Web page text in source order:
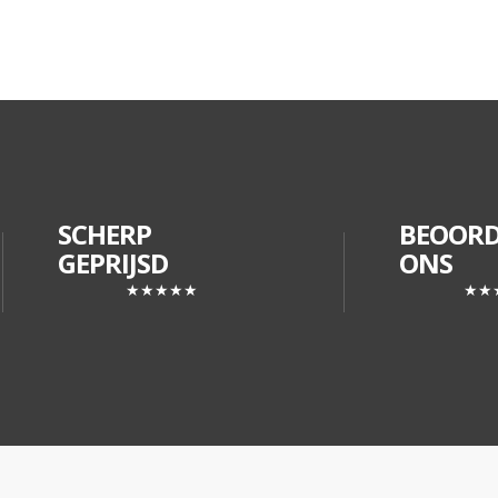
SCHERP
GEPRIJSD
★★★★★
ONS